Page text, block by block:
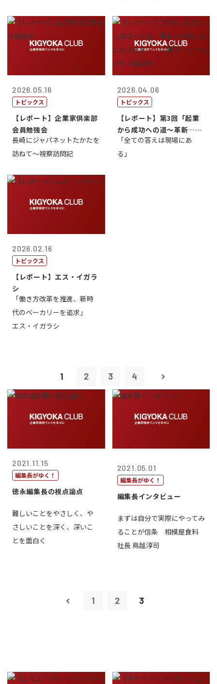
2026.05.16
トピックス
【レポート】企業家倶楽部
会員勉強会
長崎にジャパネットたかたを
訪ねて～視察訪問記
2026.04.06
トピックス
【レポート】第3回「起業
から成功への道～革新―挑
戦の先にある...
「全ての答えは現場にあ
る」
2026.02.16
トピックス
【レポート】エス・イガラ
シ
「働き方改革を推進、新時
代のベーカリーを追求」
エス・イガラシ
1 2 3 4
2021.11.15
編集長がゆく！
徳永編集長の視点論点
難しいことをやさしく、や
さしいことを深く、深いこ
とを面白く
2021.05.01
編集長がゆく！
編集長インタビュー
まずは自分で実際にやってみ
ることが信条 相模屋食料
社長 鳥越淳司
1 2 3